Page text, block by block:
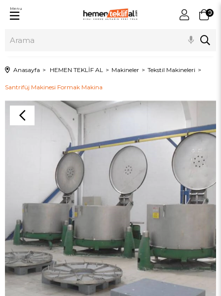
0
Menu
Anasayfa HEMEN TEKLİF AL Makineler Tekstil Makineleri
Santrifüj Makinesi Formak Makina